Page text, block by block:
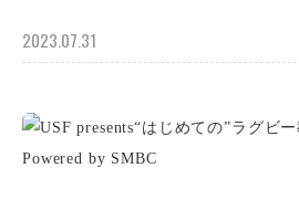
2023.07.31